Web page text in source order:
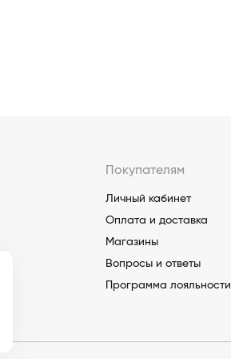
Покупателям
Личный кабинет
Оплата и доставка
Магазины
Вопросы и ответы
Программа лояльности